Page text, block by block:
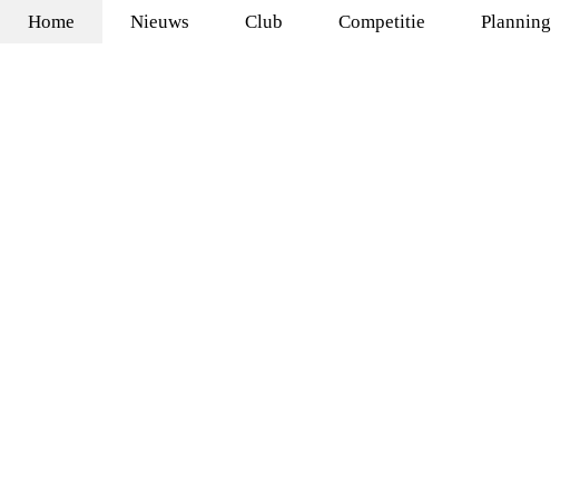
Home Nieuws Club Competitie Planning